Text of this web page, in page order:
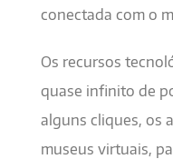
conectada com o
Os recursos
quase infinito de
alguns cliques, os
museus virtuais,